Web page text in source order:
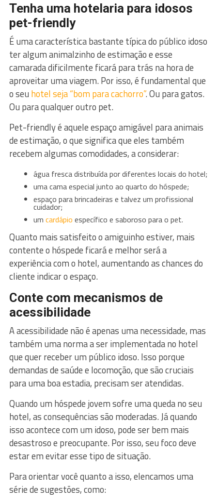
Tenha uma hotelaria para idosos
pet-friendly
É uma característica bastante típica do público idoso
ter algum animalzinho de estimação e esse
camarada dificilmente ficará para trás na hora de
aproveitar uma viagem. Por isso, é fundamental que
o seu hotel seja “bom para cachorro”. Ou para gatos.
Ou para qualquer outro pet.
Pet-friendly é aquele espaço amigável para animais
de estimação, o que significa que eles também
recebem algumas comodidades, a considerar:
água fresca distribuída por diferentes locais do hotel;
uma cama especial junto ao quarto do hóspede;
espaço para brincadeiras e talvez um profissional
cuidador;
um cardápio específico e saboroso para o pet.
Quanto mais satisfeito o amiguinho estiver, mais
contente o hóspede ficará e melhor será a
experiência com o hotel, aumentando as chances do
cliente indicar o espaço.
Conte com mecanismos de
acessibilidade
A acessibilidade não é apenas uma necessidade, mas
também uma norma a ser implementada no hotel
que quer receber um público idoso. Isso porque
demandas de saúde e locomoção, que são cruciais
para uma boa estadia, precisam ser atendidas.
Quando um hóspede jovem sofre uma queda no seu
hotel, as consequências são moderadas. Já quando
isso acontece com um idoso, pode ser bem mais
desastroso e preocupante. Por isso, seu foco deve
estar em evitar esse tipo de situação.
Para orientar você quanto a isso, elencamos uma
série de sugestões, como: